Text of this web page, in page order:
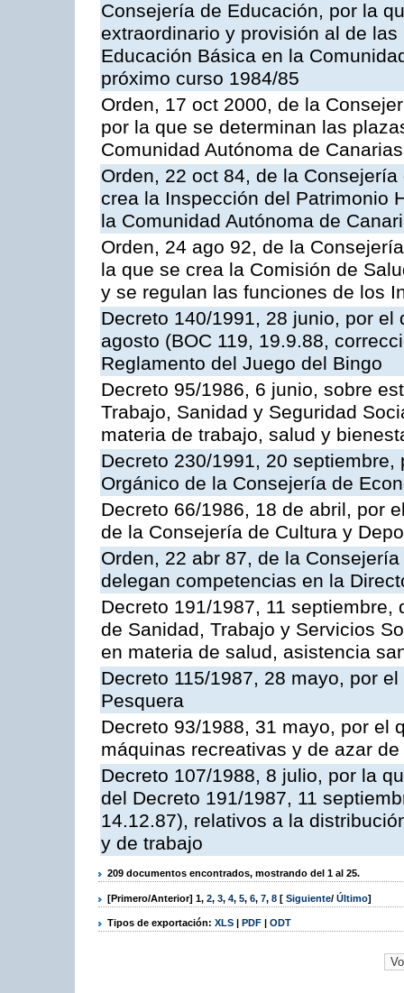
Consejería de Educación, por la
extraordinario y provisión al de
Educación Básica en la
próximo curso 1984/85
Orden, 17 oct 2000, de la
por la que se determinan las
Comunidad Autónoma de Canarias
Orden, 22 oct 84, de la
crea la Inspección del Patrimonio
la Comunidad Autónoma de
Orden, 24 ago 92, de la
la que se crea la Comisión de
y se regulan las funciones de los
Decreto 140/1991, 28 junio, por
agosto (BOC 119, 19.9.88,
Reglamento del Juego del Bingo
Decreto 95/1986, 6 junio, sobre
Trabajo, Sanidad y Seguridad
materia de trabajo, salud y
Decreto 230/1991, 20
Orgánico de la Consejería de
Decreto 66/1986, 18 de abril, por
de la Consejería de Cultura y
Orden, 22 abr 87, de la
delegan competencias en la
Decreto 191/1987, 11
de Sanidad, Trabajo y Servicios
en materia de salud, asistencia
Decreto 115/1987, 28 mayo, por
Pesquera
Decreto 93/1988, 31 mayo, por el
máquinas recreativas y de azar
Decreto 107/1988, 8 julio, por la
del Decreto 191/1987, 11
14.12.87), relativos a la
y de trabajo
209 documentos encontrados, mostrando del 1 al 25.
[Primero/Anterior] 1, 2, 3, 4, 5, 6, 7, 8 [ Siguiente/ Último]
Tipos de exportación: XLS | PDF | ODT